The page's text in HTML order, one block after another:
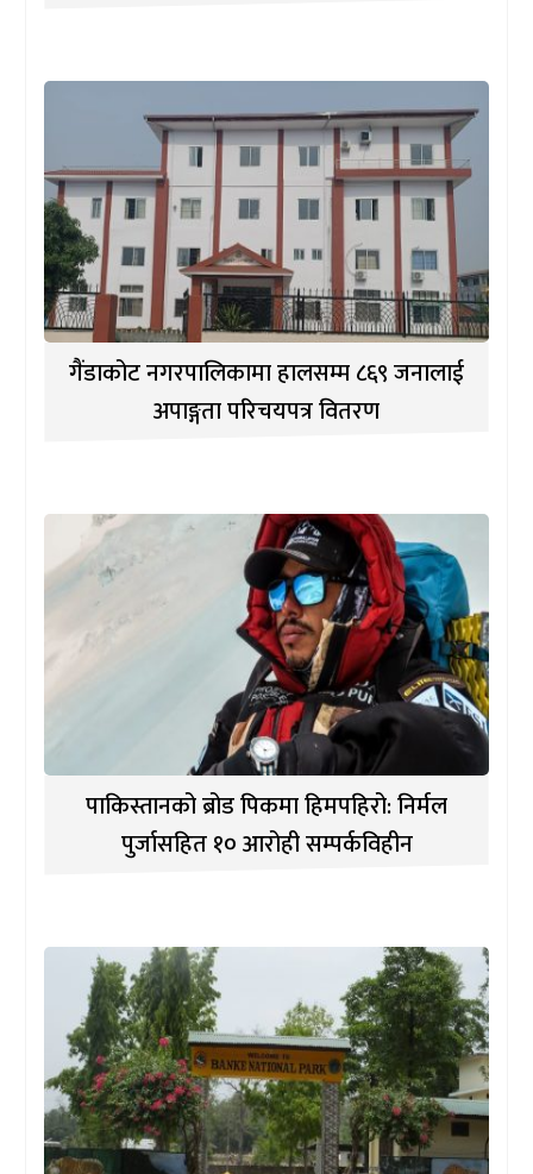
गैंडाकोट नगरपालिकामा हालसम्म ८६९ जनालाई
अपाङ्गता परिचयपत्र वितरण
पाकिस्तानको ब्रोड पिकमा हिमपहिरो: निर्मल
पुर्जासहित १० आरोही सम्पर्कविहीन